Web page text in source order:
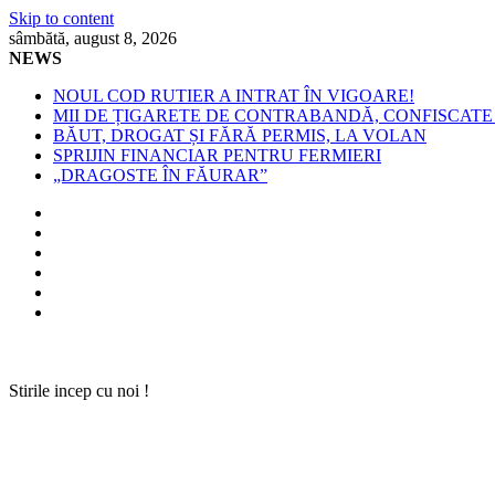
Skip to content
sâmbătă, august 8, 2026
NEWS
NOUL COD RUTIER A INTRAT ÎN VIGOARE!
MII DE ȚIGARETE DE CONTRABANDĂ,
BĂUT, DROGAT ȘI FĂRĂ PERMIS, LA VOLAN
SPRIJIN FINANCIAR PENTRU FERMIERI
„DRAGOSTE ÎN FĂURAR”
Stirile incep cu noi !